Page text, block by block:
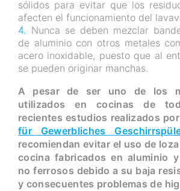
sólidos para evitar que los
afecten el funcionamiento del
Nunca se deben mezclar
de aluminio con otros metales
acero inoxidable, puesto que al
se pueden originar manchas.
A pesar de ser uno de los
utilizados en cocinas de
recientes estudios realizados
für Gewerbliches
recomiendan evitar el uso de
cocina fabricados en aluminio
no ferrosos debido a su baja
y consecuentes problemas de